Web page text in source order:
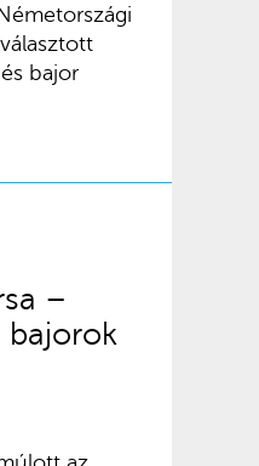
bajor
–
bajorok